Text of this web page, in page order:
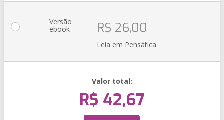
Versão
ebook R$ 26,00
Leia em Pensática
Valor total:
R$ 42,67